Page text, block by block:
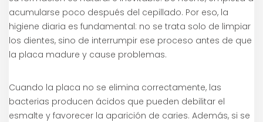
acumularse poco después del cepillado. Por eso, la
higiene diaria es fundamental: no se trata solo de limpiar
los dientes, sino de interrumpir ese proceso antes de que
la placa madure y cause problemas.
Cuando la placa no se elimina correctamente, las
bacterias producen ácidos que pueden debilitar el
esmalte y favorecer la aparición de caries. Además, si se